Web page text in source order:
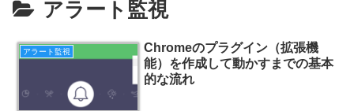
アラート監視
アラート監視
Chromeのプラグイン（拡張機
能）を作成して動かすまでの基本
的な流れ